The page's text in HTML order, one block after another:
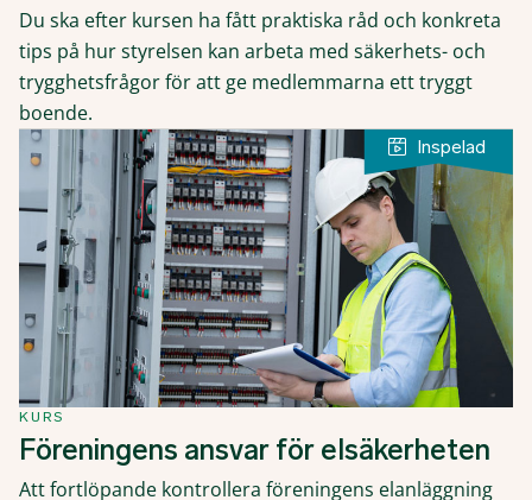
Du ska efter kursen ha fått praktiska råd och konkreta
tips på hur styrelsen kan arbeta med säkerhets- och
trygghetsfrågor för att ge medlemmarna ett tryggt
boende.
KURS
Föreningens ansvar för elsäkerheten
Att fortlöpande kontrollera föreningens elanläggning